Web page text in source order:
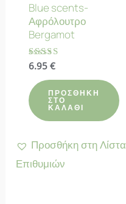
Blue scents-
Αφρόλουτρο
Bergamot
Βαθμολογήθηκε
με
4.50
από 5
6.95 €
ΠΡΟΣΘΉΚΗ
ΣΤΟ
ΚΑΛΆΘΙ
Προσθήκη στη Λίστα
Επιθυμιών